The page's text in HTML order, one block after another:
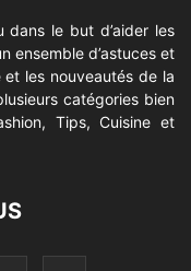
dans le but d’aider les
ensemble d’astuces et
et les nouveautés de la
catégories bien
Tips, Cuisine et